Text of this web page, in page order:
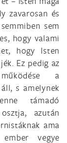
zavarosan és
sem
hogy valami
hogy Isten
Ez pedig az
a
s amelynek
támadó
azután
ama
vegye